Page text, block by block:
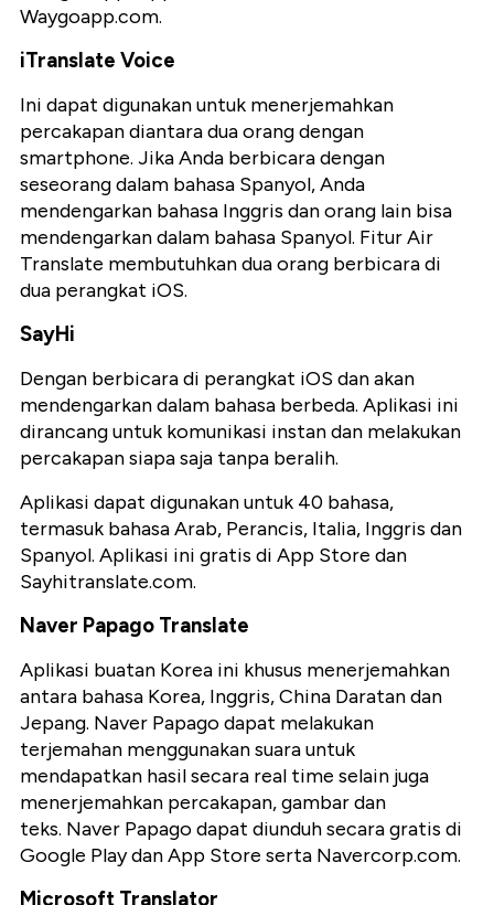
Waygoapp.com.
iTranslate Voice
Ini dapat digunakan untuk menerjemahkan
percakapan diantara dua orang dengan
smartphone. Jika Anda berbicara dengan
seseorang dalam bahasa Spanyol, Anda
mendengarkan bahasa Inggris dan orang lain bisa
mendengarkan dalam bahasa Spanyol. Fitur Air
Translate membutuhkan dua orang berbicara di
dua perangkat iOS.
SayHi
Dengan berbicara di perangkat iOS dan akan
mendengarkan dalam bahasa berbeda. Aplikasi ini
dirancang untuk komunikasi instan dan melakukan
percakapan siapa saja tanpa beralih.
Aplikasi dapat digunakan untuk 40 bahasa,
termasuk bahasa Arab, Perancis, Italia, Inggris dan
Spanyol. Aplikasi ini gratis di App Store dan
Sayhitranslate.com.
Naver Papago Translate
Aplikasi buatan Korea ini khusus menerjemahkan
antara bahasa Korea, Inggris, China Daratan dan
Jepang. Naver Papago dapat melakukan
terjemahan menggunakan suara untuk
mendapatkan hasil secara real time selain juga
menerjemahkan percakapan, gambar dan
teks. Naver Papago dapat diunduh secara gratis di
Google Play dan App Store serta Navercorp.com.
Microsoft Translator